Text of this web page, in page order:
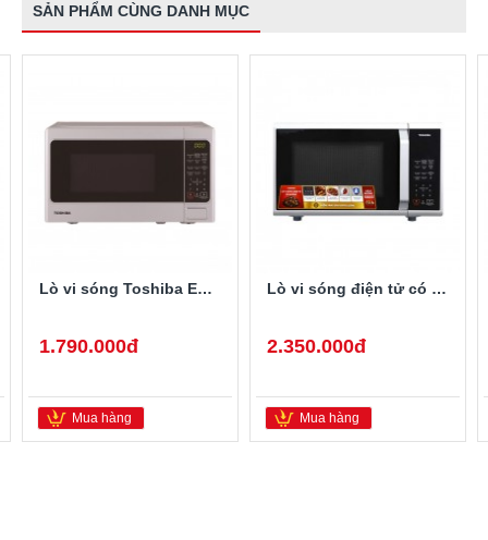
SẢN PHẨM CÙNG DANH MỤC
Lò vi sóng Toshiba ER-SGS20
1.790.000đ
Mua hàng
Lò vi sóng điện tử có nướng Toshiba ER-SGS23(S1)VN
2.350.000đ
Mua hàng